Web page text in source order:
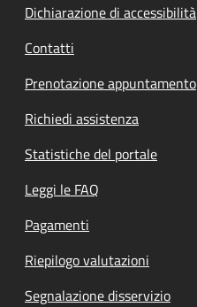
Dichiarazione di accessibilità
Contatti
Prenotazione appuntamento
Richiedi assistenza
Statistiche del portale
Leggi le FAQ
Pagamenti
Riepilogo valutazioni
Segnalazione disservizio